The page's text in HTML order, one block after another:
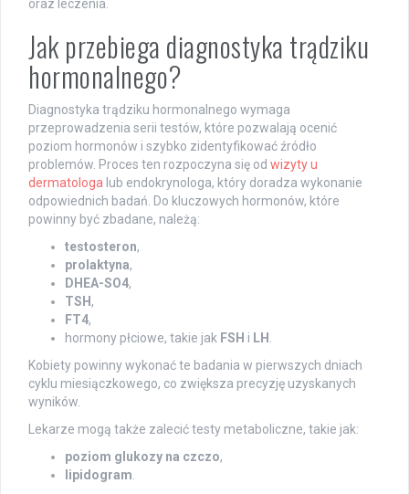
oraz leczenia.
Jak przebiega diagnostyka trądziku
hormonalnego?
Diagnostyka trądziku hormonalnego wymaga
przeprowadzenia serii testów, które pozwalają ocenić
poziom hormonów i szybko zidentyfikować źródło
problemów. Proces ten rozpoczyna się od wizyty u
dermatologa lub endokrynologa, który doradza wykonanie
odpowiednich badań. Do kluczowych hormonów, które
powinny być zbadane, należą:
testosteron,
prolaktyna,
DHEA-SO4,
TSH ,
FT4,
hormony płciowe, takie jak FSH i LH
Kobiety powinny wykonać te badania w pierwszych dniach
cyklu miesiączkowego, co zwiększa precyzję uzyskanych
wyników.
Lekarze mogą także zalecić testy metaboliczne, takie jak:
poziom glukozy na czczo,
lipidogram